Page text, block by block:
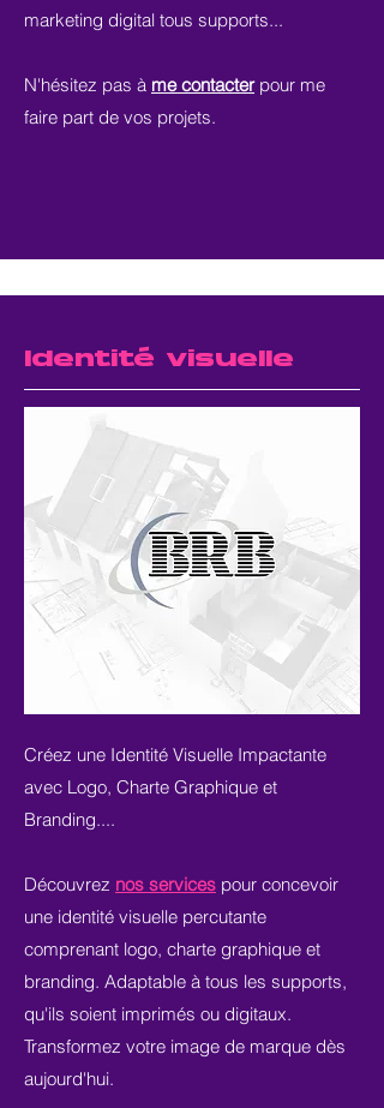
marketing digital tous supports...
N'hésitez pas à me contacterpour me
faire part de vos projets.
Identité visuelle
Créez une Identité Visuelle Impactante
avec Logo, Charte Graphique et
Branding....
Découvrez nos services pour concevoir
une identité visuelle percutante
comprenant logo, charte graphique et
branding. Adaptable à tous les supports,
qu'ils soient imprimés ou digitaux.
Transformez votre image de marque dès
aujourd'hui.